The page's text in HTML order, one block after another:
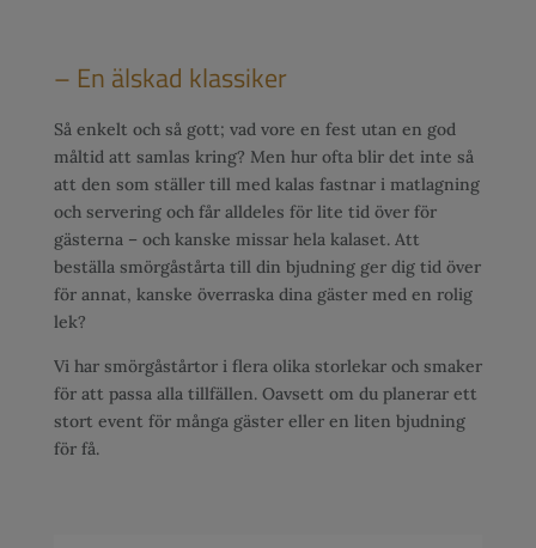
– En älskad klassiker
Så enkelt och så gott; vad vore en fest utan en god
måltid att samlas kring? Men hur ofta blir det inte så
att den som ställer till med kalas fastnar i matlagning
och servering och får alldeles för lite tid över för
gästerna – och kanske missar hela kalaset. Att
beställa smörgåstårta till din bjudning ger dig tid över
för annat, kanske överraska dina gäster med en rolig
lek?
Vi har smörgåstårtor i flera olika storlekar och smaker
för att passa alla tillfällen. Oavsett om du planerar ett
stort event för många gäster eller en liten bjudning
för få.